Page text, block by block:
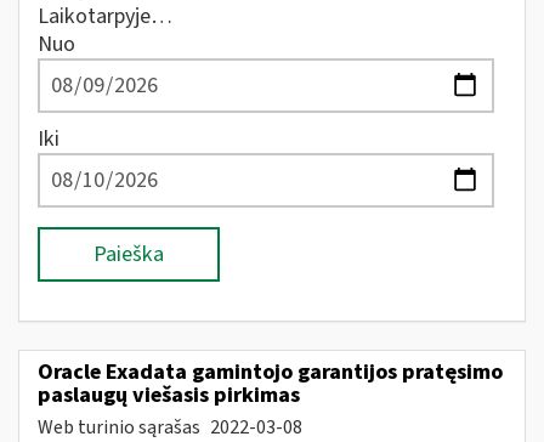
Laikotarpyje…
Nuo
Iki
Paieška
Oracle Exadata gamintojo garantijos pratęsimo
paslaugų viešasis pirkimas
Web turinio sąrašas 2022-03-08